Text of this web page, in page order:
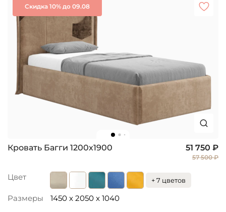
Скидка 10% до 09.08
Кровать Багги 1200х1900 51 750 ₽
57 500 ₽
Цвет + 7 цветов
Размеры 1450 x 2050 x 1040